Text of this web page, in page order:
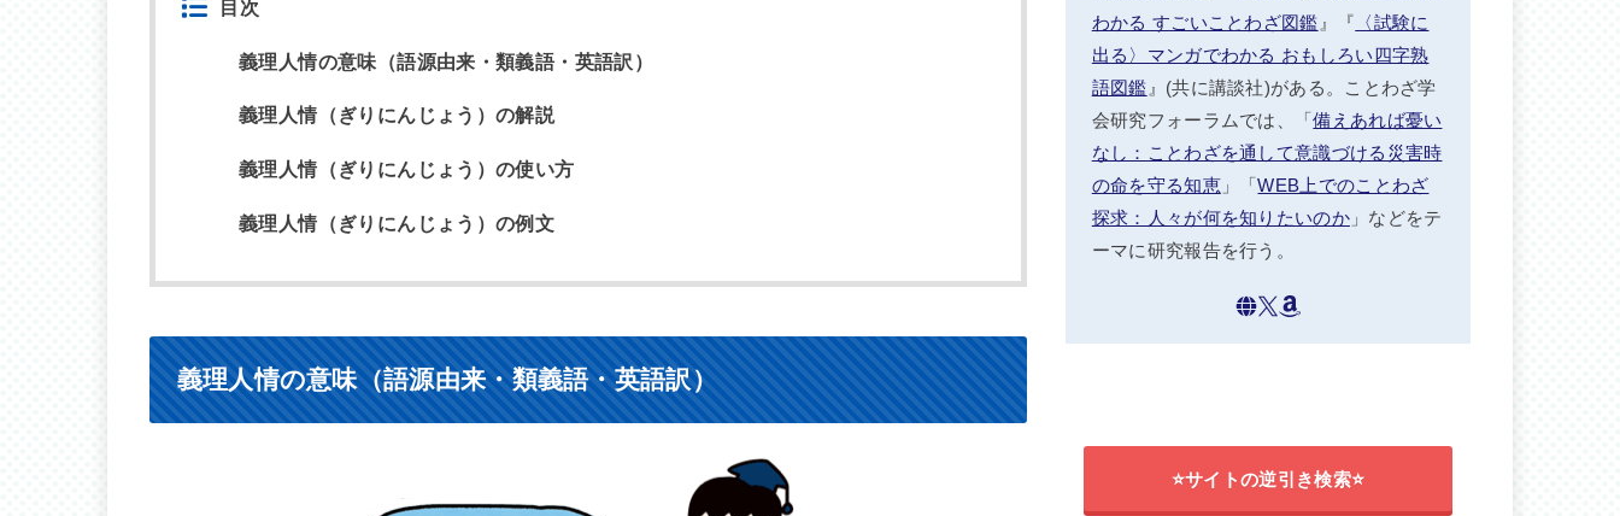
目次
義理人情の意味（語源由来・類義語・英語訳）
義理人情（ぎりにんじょう）の解説
義理人情（ぎりにんじょう）の使い方
義理人情（ぎりにんじょう）の例文
義理人情の意味（語源由来・類義語・英語訳）
わかる すごいことわざ図鑑 』『 〈試験に
出る〉マンガでわかる おもしろい四字熟
語図鑑 』(共に講談社)がある。ことわざ学
会研究フォーラムでは、「備えあれば憂い
なし：ことわざを通して意識づける災害時
の命を守る知恵」「WEB上でのことわざ
探求：人々が何を知りたいのか」などをテ
ーマに研究報告を行う。
⭐サイトの逆引き検索⭐